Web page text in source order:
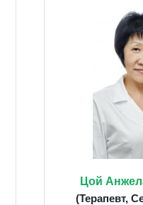
Цой
(Терапевт,